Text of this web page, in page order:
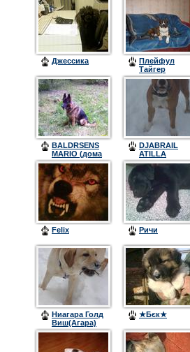
Джессика
Плейфул
Тайгер
Кристмас
Сюрпрайз
(Митя)
BALDRSENS
MARIO (дома
Марик или
Маруся)
DJABRAIL
ATILLA
STRAYK
Felix Ричи
Ниагара Голд
Виш(Агара)
★Бєк★